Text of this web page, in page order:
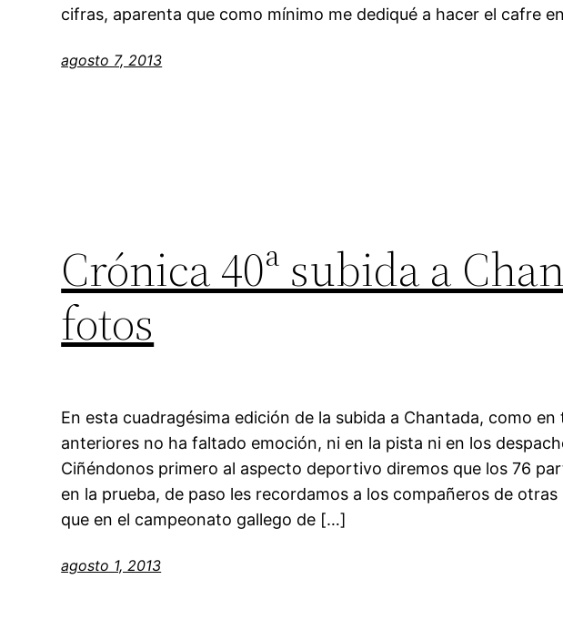
cifras, aparenta que como mínimo me dediqué a hacer el cafre
agosto 7, 2013
Crónica 40ª subida a
fotos
En esta cuadragésima edición de la subida a Chantada, como en
anteriores no ha faltado emoción, ni en la pista ni en los
Ciñéndonos primero al aspecto deportivo diremos que los 76
en la prueba, de paso les recordamos a los compañeros de otras
que en el campeonato gallego de […]
agosto 1, 2013